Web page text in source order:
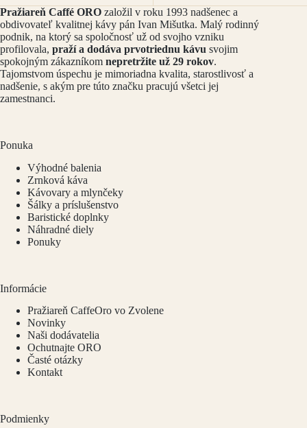
Pražiareň Caffé ORO založil v roku 1993 nadšenec a
obdivovateľ kvalitnej kávy pán Ivan Mišutka. Malý rodinný
podnik, na ktorý sa spoločnosť už od svojho vzniku
profilovala, praží a dodáva prvotriednu kávu svojim
spokojným zákazníkom nepretržite už 29 rokov.
Tajomstvom úspechu je mimoriadna kvalita, starostlivosť a
nadšenie, s akým pre túto značku pracujú všetci jej
zamestnanci.
Ponuka
Výhodné balenia
Zrnková káva
Kávovary a mlynčeky
Šálky a príslušenstvo
Baristické doplnky
Náhradné diely
Ponuky
Informácie
Pražiareň CaffeOro vo Zvolene
Novinky
Naši dodávatelia
Ochutnajte ORO
Časté otázky
Kontakt
Podmienky